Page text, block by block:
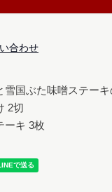
合わせ
国ぶた味噌ステーキ
2切
ーキ 3枚